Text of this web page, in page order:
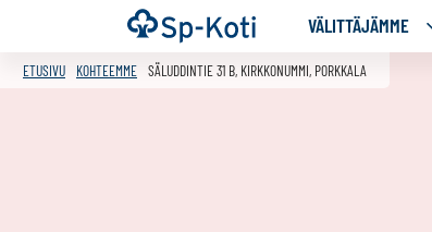
Siirry
sisältöön
Etusivu VÄLITTÄJÄMME
ETUSIVU KOHTEEMME SÄLUDDINTIE 31 B, KIRKKONUMMI, PORKKALA